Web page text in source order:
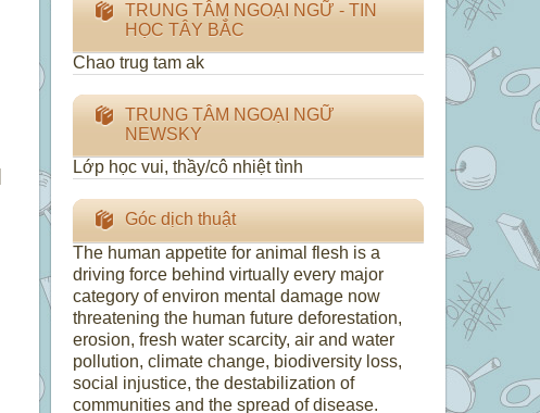
TRUNG TÂM NGOẠI NGỮ - TIN
HỌC TÂY BẮC
Chao trug tam ak
TRUNG TÂM NGOẠI NGỮ
NEWSKY
Lớp học vui, thầy/cô nhiệt tình
Góc dịch thuật
The human appetite for animal flesh is a
driving force behind virtually every major
category of environ mental damage now
threatening the human future deforestation,
erosion, fresh water scarcity, air and water
pollution, climate change, biodiversity loss,
social injustice, the destabilization of
communities and the spread of disease.